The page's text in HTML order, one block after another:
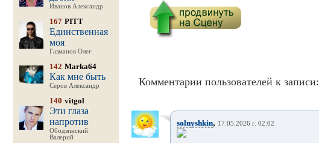
Иванов Александр
167 PITT
Единственная
моя
Газманов Олег
142 Marka64
Как мне быть
Серов Александр
140 vitgol
Эти глаза
напротив
Ободзинский
Валерий
Комментарии пользователей к записи:
solnyshkin, 17.05.2026 г. 02:02